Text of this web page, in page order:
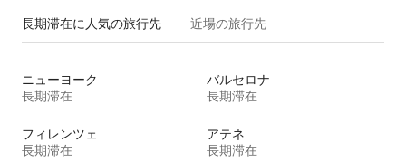
長期滞在に人気の旅行先 近場の旅行先
ニューヨーク
長期滞在
バルセロナ
長期滞在
フィレンツェ
長期滞在
アテネ
長期滞在